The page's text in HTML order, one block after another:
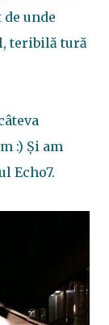
unde
teribilă tură
:) Și am
Echo7.